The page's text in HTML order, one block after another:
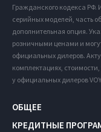
Гражданского кодекса РФ.
серийных моделей, часть
дополнительная опция.
розничными ценами и
официальных дилеров.
комплектациях,
у официальных дилеров
ОБЩЕЕ
КРЕДИТНЫЕ